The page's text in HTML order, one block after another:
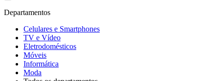
Departamentos
Celulares e Smartphones
TV e Vídeo
Eletrodomésticos
Móveis
Informática
Moda